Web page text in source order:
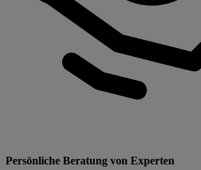
Persönliche Beratung von Experten